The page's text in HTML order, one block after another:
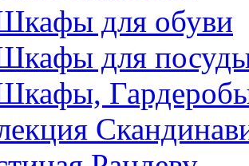
для обуви
для